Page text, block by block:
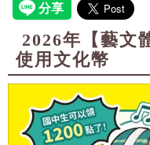
2026年【藝文
使用文化幣